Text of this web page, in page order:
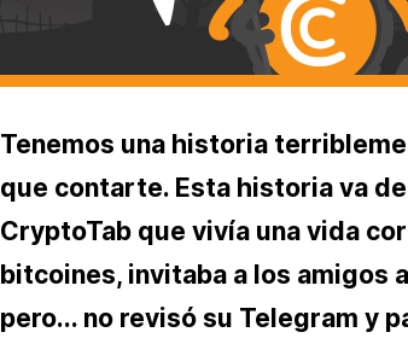
Tenemos una historia
que contarte. Esta historia va
CryptoTab que vivía una vida
bitcoines, invitaba a los amigos
pero... no revisó su Telegram y